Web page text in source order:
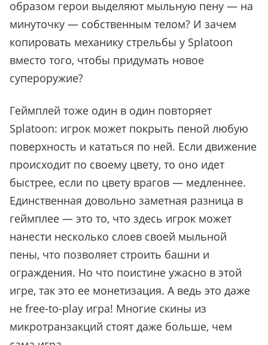
образом герои выделяют мыльную пену — на
минуточку — собственным телом? И зачем
копировать механику стрельбы у Splatoon
вместо того, чтобы придумать новое
супероружие?
Геймплей тоже один в один повторяет
Splatoon: игрок может покрыть пеной любую
поверхность и кататься по ней. Если движение
происходит по своему цвету, то оно идет
быстрее, если по цвету врагов — медленнее.
Единственная довольно заметная разница в
геймплее — это то, что здесь игрок может
нанести несколько слоев своей мыльной
пены, что позволяет строить башни и
ограждения. Но что поистине ужасно в этой
игре, так это ее монетизация. А ведь это даже
не free-to-play игра! Многие скины из
микротранзакций стоят даже больше, чем